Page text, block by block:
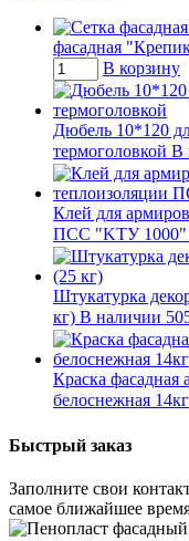
фасадная
В корзину
Дюбель 10*120
термоголовкой В
Клей для
ПСС "KTУ 1000"
Штукатурка
кг) В наличии
Краска фасадная
белоснежная 14кг
Быстрый заказ
Заполните свои
самое ближайшее